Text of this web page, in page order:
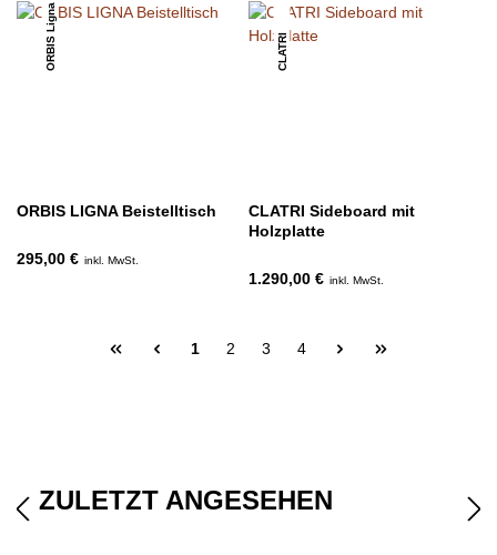
ORBIS Ligna
ORBIS LIGNA Beistelltisch
295,00 € inkl. MwSt.
CLATRI
CLATRI Sideboard mit
Holzplatte
1.290,00 € inkl. MwSt.
1 2 3 4
ZULETZT ANGESEHEN